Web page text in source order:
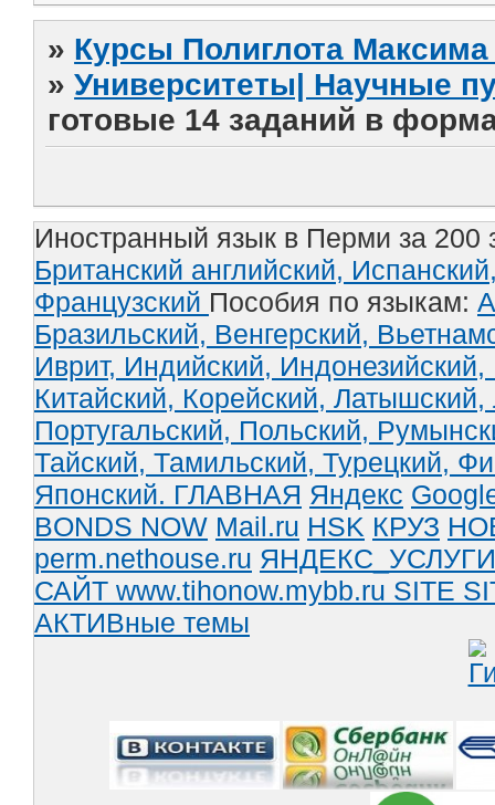
» Курсы Полиглота
»Университеты| Научные
готовые 14 заданий в
Иностранный язык в Перми за 200
Британский английский,
Французский Пособия по языкам:
Бразильский, Венгерский,
Иврит, Индийский, Индонезийский,
Китайский, Корейский, Латышский,
Португальский, Польский,
Тайский, Тамильский, Турецкий,
Японский. ГЛАВНАЯ Яндекс
BONDS NOW Mail.ru HSK КРУЗ
perm.nethouse.ru ЯНДЕКС_УСЛУГИ
САЙТ www.tihonow.mybb.ru SITE
АКТИВные темы